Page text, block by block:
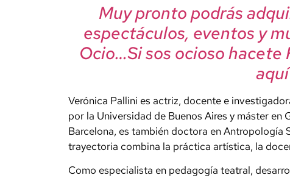
Muy pronto podrás
espectáculos, eventos y
Ocio…Si sos ocioso hacete
aquí
Verónica Pallini es actriz, docente e
por la Universidad de Buenos Aires y máster
Barcelona, es también doctora en Antropología
trayectoria combina la práctica artística, la
Como especialista en pedagogía teatral,